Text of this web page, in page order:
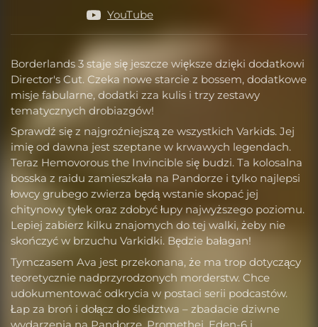
Borderlands 3 staje się jeszcze większe dzięki dodatkowi
Director's Cut. Czeka nowe starcie z bossem, dodatkowe
misje fabularne, dodatki zza kulis i trzy zestawy
tematycznych drobiazgów!
Sprawdź się z najgroźniejszą ze wszystkich Varkids. Jej
imię od dawna jest szeptane w krwawych legendach.
Teraz Hemovorous the Invincible się budzi. Ta kolosalna
bosska z raidu zamieszkała na Pandorze i tylko najlepsi
łowcy grubego zwierza będą wstanie skopać jej
chitynowy tyłek oraz zdobyć łupy najwyższego poziomu.
Lepiej zabierz kilku znajomych do tej walki, żeby nie
skończyć w brzuchu Varkidki. Będzie bałagan!
Tymczasem Ava jest przekonana, że ma trop dotyczący
teoretycznie nadprzyrodzonych morderstw. Chce
udokumentować odkrycia w postaci serii podcastów.
Łap za broń i dołącz do śledztwa – zbadacie dziwne
YouTube